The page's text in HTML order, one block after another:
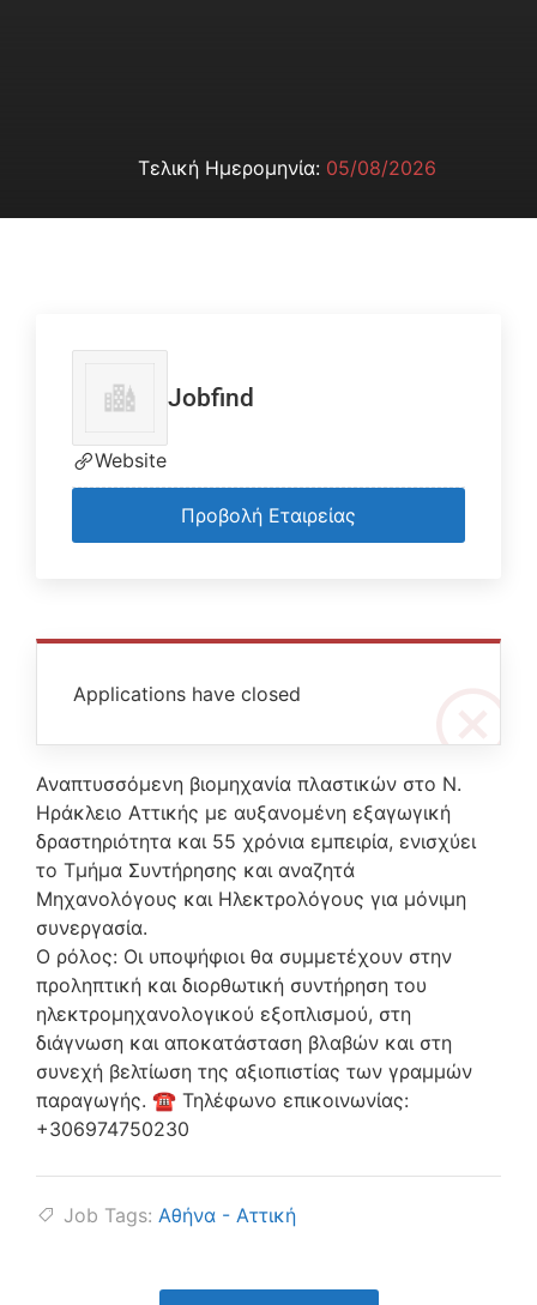
Τελική Ημερομηνία: 05/08/2026
Applications have closed
Αναπτυσσόμενη βιομηχανία πλαστικών στο Ν.
Ηράκλειο Αττικής με αυξανομένη εξαγωγική
δραστηριότητα και 55 χρόνια εμπειρία, ενισχύει
το Τμήμα Συντήρησης και αναζητά
Μηχανολόγους και Ηλεκτρολόγους για μόνιμη
συνεργασία.
Ο ρόλος: Οι υποψήφιοι θα συμμετέχουν στην
προληπτική και διορθωτική συντήρηση του
ηλεκτρομηχανολογικού εξοπλισμού, στη
διάγνωση και αποκατάσταση βλαβών και στη
συνεχή βελτίωση της αξιοπιστίας των γραμμών
παραγωγής. ☎ Τηλέφωνο επικοινωνίας:
+306974750230
Job Tags: Αθήνα - Αττική
Jobfind
Website
Προβολή Εταιρείας